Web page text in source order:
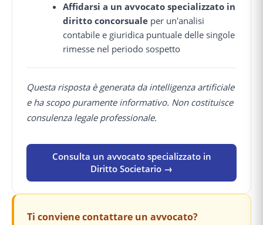
Affidarsi a un avvocato specializzato in
diritto concorsuale per un'analisi
contabile e giuridica puntuale delle singole
rimesse nel periodo sospetto
Questa risposta è generata da intelligenza artificiale
e ha scopo puramente informativo. Non costituisce
consulenza legale professionale.
Consulta un avvocato specializzato in
Diritto Societario →
Ti conviene contattare un avvocato?